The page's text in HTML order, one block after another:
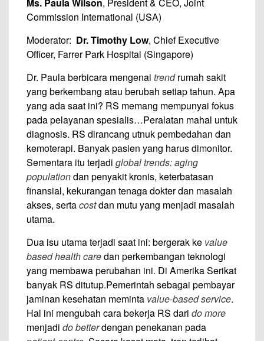
Commission International (USA)
Moderator: Dr. Timothy Low, Chief Executive
Officer, Farrer Park Hospital (Singapore)
Dr. Paula berbicara mengenai trendrumah sakit
yang berkembang atau berubah setiap tahun. Apa
yang ada saat ini? RS memang mempunyai fokus
pada pelayanan spesialis…Peralatan mahal untuk
diagnosis. RS dirancang utnuk pembedahan dan
kemoterapi. Banyak pasien yang harus dimonitor.
Sementara itu terjadi global trends: aging
populationdan penyakit kronis, keterbatasan
finansial, kekurangan tenaga dokter dan masalah
akses, sertacostdan mutu yang menjadi masalah
utama.
Dua isu utama terjadi saat ini: bergerak ke value
based health caredan perkembangan teknologi
yang membawa perubahan ini. Di Amerika Serikat
banyak RS ditutup.Pemerintah sebagai pembayar
jaminan kesehatan meminta value-based service.
Hal ini mengubah cara bekerja RS dari do more
menjadi do betterdengan penekanan pada